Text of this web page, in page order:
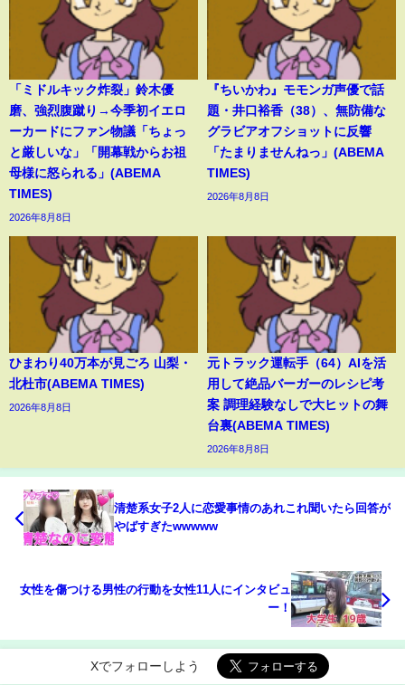
「ミドルキック炸裂」鈴木優
磨、強烈腹蹴り→今季初イエロ
ーカードにファン物議「ちょっ
と厳しいな」「開幕戦からお祖
母様に怒られる」(ABEMA
TIMES)
2026年8月8日
『ちいかわ』モモンガ声優で話
題・井口裕香（38）、無防備な
グラビアオフショットに反響
「たまりませんねっ」(ABEMA
TIMES)
2026年8月8日
ひまわり40万本が見ごろ 山梨・
北杜市(ABEMA TIMES)
2026年8月8日
元トラック運転手（64）AIを活
用して絶品バーガーのレシピ考
案 調理経験なしで大ヒットの舞
台裏(ABEMA TIMES)
2026年8月8日
清楚系女子2人に恋愛事情のあれこれ聞いたら回答が
やばすぎたwwwww
女性を傷つける男性の行動を女性11人にインタビュ
ー！
Xでフォローしよう